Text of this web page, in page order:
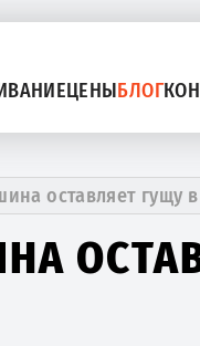
ЦЕНЫБЛОГ
оставляет гущу